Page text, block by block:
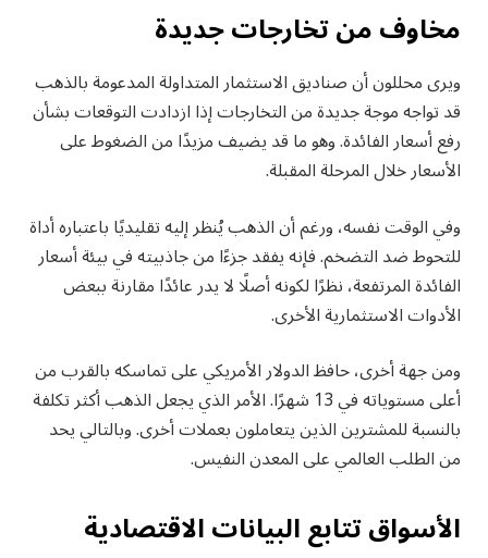
مخاوف من تخارجات جديدة
ويرى محللون أن صناديق الاستثمار المتداولة المدعومة بالذهب
قد تواجه موجة جديدة من التخارجات إذا ازدادت التوقعات بشأن
رفع أسعار الفائدة. وهو ما قد يضيف مزيدًا من الضغوط على
الأسعار خلال المرحلة المقبلة.
وفي الوقت نفسه، ورغم أن الذهب يُنظر إليه تقليديًا باعتباره أداة
للتحوط ضد التضخم. فإنه يفقد جزءًا من جاذبيته في بيئة أسعار
الفائدة المرتفعة، نظرًا لكونه أصلًا لا يدر عائدًا مقارنة ببعض
الأدوات الاستثمارية الأخرى.
ومن جهة أخرى، حافظ الدولار الأمريكي على تماسكه بالقرب من
أعلى مستوياته في 13 شهرًا. الأمر الذي يجعل الذهب أكثر تكلفة
بالنسبة للمشترين الذين يتعاملون بعملات أخرى. وبالتالي يحد
من الطلب العالمي على المعدن النفيس.
الأسواق تتابع البيانات الاقتصادية